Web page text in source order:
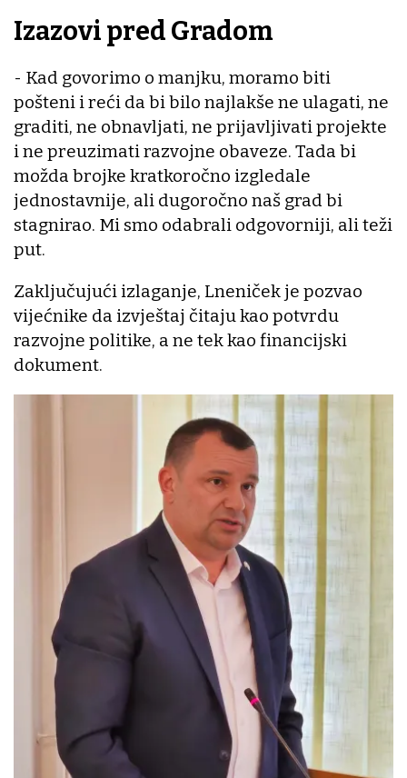
Izazovi pred Gradom
- Kad govorimo o manjku, moramo biti
pošteni i reći da bi bilo najlakše ne ulagati, ne
graditi, ne obnavljati, ne prijavljivati projekte
i ne preuzimati razvojne obaveze. Tada bi
možda brojke kratkoročno izgledale
jednostavnije, ali dugoročno naš grad bi
stagnirao. Mi smo odabrali odgovorniji, ali teži
put.
Zaključujući izlaganje, Lneniček je pozvao
vijećnike da izvještaj čitaju kao potvrdu
razvojne politike, a ne tek kao financijski
dokument.